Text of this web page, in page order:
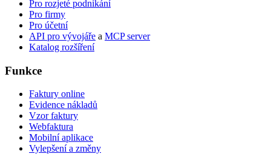
users
Pro rozjeté podnikání
Pro firmy
Pro účetní
API pro vývojáře a MCP server
Katalog rozšíření
Funkce
Faktury online
Evidence nákladů
Vzor faktury
Webfaktura
Mobilní aplikace
Vylepšení a změny